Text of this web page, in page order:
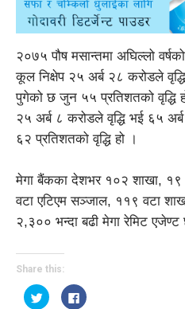
२०७५ पौष मसान्तमा अघिल्लो
कूल निक्षेप २५ अर्ब २८ करोडले
पुगेको छ जुन ५५ प्रतिशतको वृद्धि
२५ अर्ब ८ करोडले वृद्धि भई ६५
६२ प्रतिशतको वृद्धि हो ।
मेगा बैंकका देशभर १०२ शाखा, १९
वटा एटिएम सञ्जाल, ११९ वटा
२,३०० भन्दा बढी मेगा रेमिट
Share this:
Click
to
Click
to